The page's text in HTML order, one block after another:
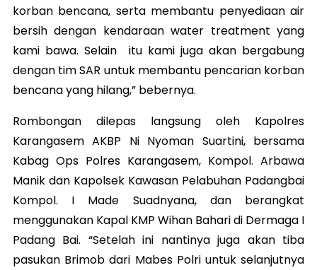
korban bencana, serta membantu penyediaan air
bersih dengan kendaraan water treatment yang
kami bawa. Selain itu kami juga akan bergabung
dengan tim SAR untuk membantu pencarian korban
bencana yang hilang,” bebernya.
Rombongan dilepas langsung oleh Kapolres
Karangasem AKBP Ni Nyoman Suartini, bersama
Kabag Ops Polres Karangasem, Kompol. Arbawa
Manik dan Kapolsek Kawasan Pelabuhan Padangbai
Kompol. I Made Suadnyana, dan berangkat
menggunakan Kapal KMP Wihan Bahari di Dermaga I
Padang Bai. “Setelah ini nantinya juga akan tiba
pasukan Brimob dari Mabes Polri untuk selanjutnya